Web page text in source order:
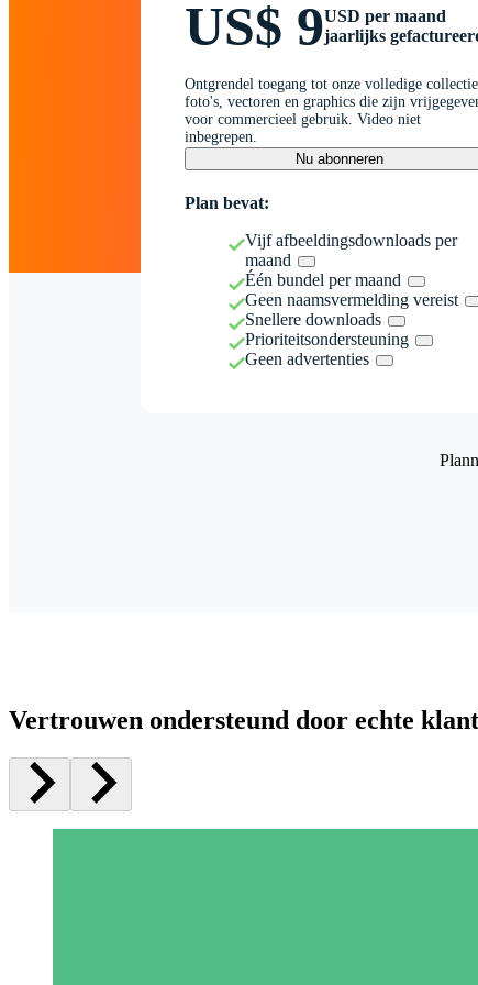
US$ 9USD per maand
jaarlijks
Ontgrendel toegang tot onze volledige collectie
foto's, vectoren en graphics die zijn
voor commercieel gebruik. Video niet
inbegrepen.
Nu abonneren
Plan bevat:
Vijf afbeeldingsdownloads per
maand
Één bundel per maand
Geen naamsvermelding vereist
Snellere downloads
Prioriteitsondersteuning
Geen advertenties
Vertrouwen ondersteund door echte